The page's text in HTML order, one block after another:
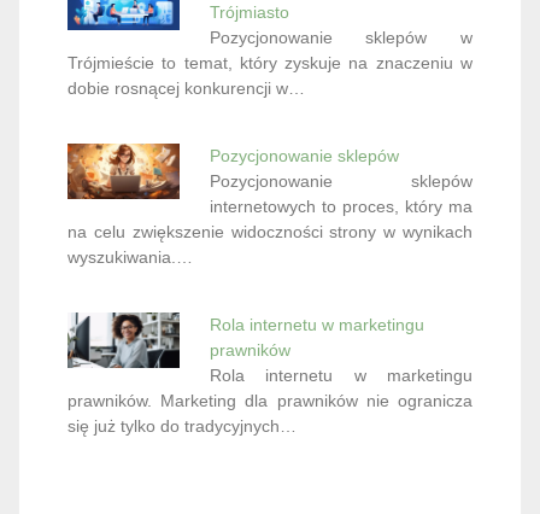
Trójmiasto
Pozycjonowanie sklepów w
Trójmieście to temat, który zyskuje na znaczeniu w
dobie rosnącej konkurencji w…
Pozycjonowanie sklepów
Pozycjonowanie sklepów
internetowych to proces, który ma
na celu zwiększenie widoczności strony w wynikach
wyszukiwania.…
Rola internetu w marketingu
prawników
Rola internetu w marketingu
prawników. Marketing dla prawników nie ogranicza
się już tylko do tradycyjnych…